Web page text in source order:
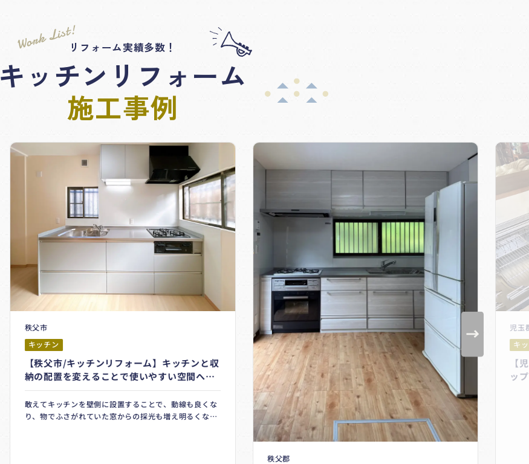
Work List!リフォーム実績多数！
キッチンリフォーム
施工事例
秩父市
キッチン
【秩父市/キッチンリフォーム】キッチンと収
納の配置を変えることで使いやすい空間へ！
既存のカップボードを活かすEcoリフォー
ム！＃Panasonic＃Vスタイル
敢えてキッチンを壁側に設置することで、動線も良くな
り、物でふさがれていた窓からの採光も増え明るくなり
秩父郡
児玉
キ
【
ッ